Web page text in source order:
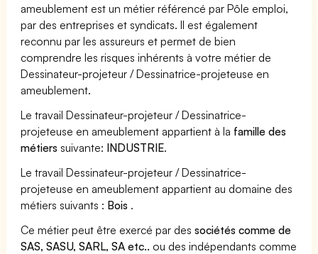
ameublement est un métier référencé par Pôle emploi,
par des entreprises et syndicats. Il est également
reconnu par les assureurs et permet de bien
comprendre les risques inhérents à votre métier de
Dessinateur-projeteur / Dessinatrice-projeteuse en
ameublement.
Le travail Dessinateur-projeteur / Dessinatrice-
projeteuse en ameublement appartient à la famille des
métiers suivante: INDUSTRIE.
Le travail Dessinateur-projeteur / Dessinatrice-
projeteuse en ameublement appartient au domaine des
métiers suivants : Bois .
Ce métier peut être exercé par dessociétés comme de
SAS, SASU, SARL, SA etc.. ou des indépendants comme